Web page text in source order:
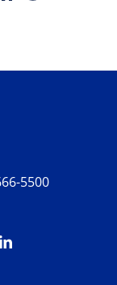
5500